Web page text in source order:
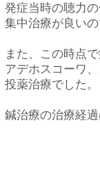
発症当時の聴力
集中治療が良い
また、この時点
アデホスコーワ
投薬治療でした。
鍼治療の治療経